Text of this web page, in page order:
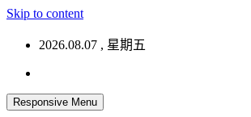
Skip to content
2026.08.07 , 星期五
Responsive Menu